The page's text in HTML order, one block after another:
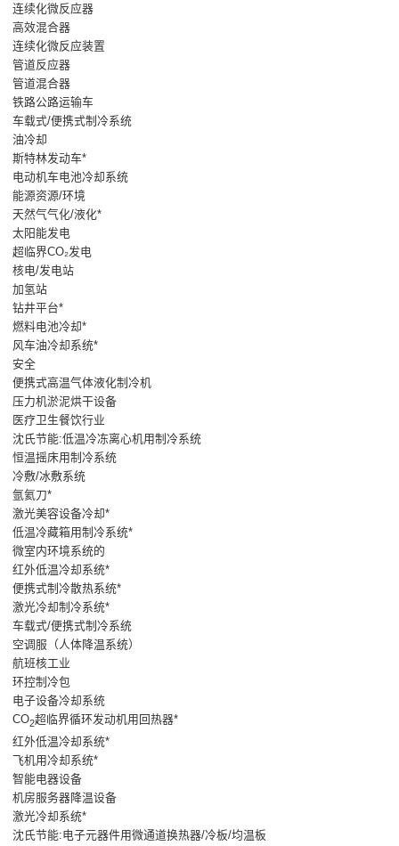
连续化微反应器
高效混合器
连续化微反应装置
管道反应器
管道混合器
铁路公路运输车
车载式/便携式制冷系统
油冷却
斯特林发动车*
电动机车电池冷却系统
能源资源/环境
天然气气化/液化*
太阳能发电
超临界CO₂发电
核电/发电站
加氢站
钻井平台*
燃料电池冷却*
风车油冷却系统*
安全
便携式高温气体液化制冷机
压力机淤泥烘干设备
医疗卫生餐饮行业
沈氏节能:低温冷冻离心机用制冷系统
恒温摇床用制冷系统
冷敷/冰敷系统
氩氦刀*
激光美容设备冷却*
低温冷藏箱用制冷系统*
微室内环境系统的
红外低温冷却系统*
便携式制冷散热系统*
激光冷却制冷系统*
车载式/便携式制冷系统
空调服（人体降温系统）
航班核工业
环控制冷包
电子设备冷却系统
CO2超临界循环发动机用回热器*
红外低温冷却系统*
飞机用冷却系统*
智能电器设备
机房服务器降温设备
激光冷却系统*
沈氏节能:电子元器件用微通道换热器/冷板/均温板